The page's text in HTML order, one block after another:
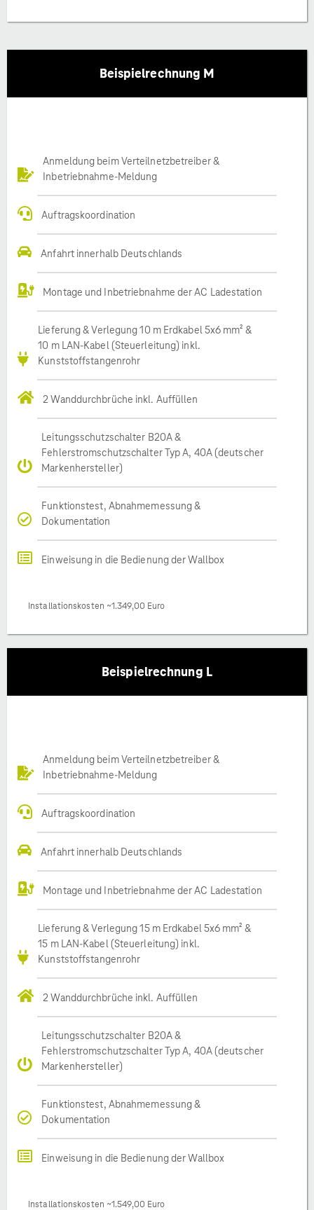
Beispielrechnung M
Anmeldung beim Verteilnetzbetreiber &
Inbetriebnahme-Meldung
Auftragskoordination
Anfahrt innerhalb Deutschlands
Montage und Inbetriebnahme der AC Ladestation
Lieferung & Verlegung 10 m Erdkabel 5x6 mm² &
10 m LAN-Kabel (Steuerleitung) inkl.
Kunststoffstangenrohr
2 Wanddurchbrüche inkl. Auffüllen
Leitungsschutzschalter B20A &
Fehlerstromschutzschalter Typ A, 40A (deutscher
Markenhersteller)
Funktionstest, Abnahmemessung &
Dokumentation
Einweisung in die Bedienung der Wallbox
Installationskosten ~1.349,00 Euro
Beispielrechnung L
Anmeldung beim Verteilnetzbetreiber &
Inbetriebnahme-Meldung
Auftragskoordination
Anfahrt innerhalb Deutschlands
Montage und Inbetriebnahme der AC Ladestation
Lieferung & Verlegung 15 m Erdkabel 5x6 mm² &
15 m LAN-Kabel (Steuerleitung) inkl.
Kunststoffstangenrohr
2 Wanddurchbrüche inkl. Auffüllen
Leitungsschutzschalter B20A &
Fehlerstromschutzschalter Typ A, 40A (deutscher
Markenhersteller)
Funktionstest, Abnahmemessung &
Dokumentation
Einweisung in die Bedienung der Wallbox
Installationskosten ~1.549,00 Euro